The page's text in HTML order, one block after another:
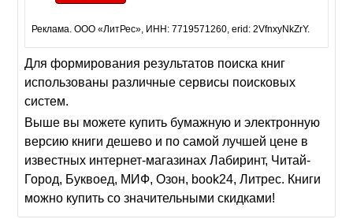
Реклама. ООО «ЛитРес», ИНН: 7719571260, erid: 2VfnxyNkZrY.
Для формирования результатов поиска книг
использованы различные сервисы поисковых
систем.
Выше вы можете купить бумажную и электронную
версию книги дешево и по самой лучшей цене в
известных интернет-магазинах Лабиринт, Читай-
Город, Буквоед, МИФ, Озон, book24, Литрес. Книги
можно купить со значительными скидками!